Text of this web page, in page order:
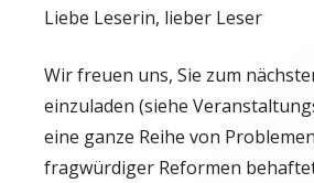
Liebe Leserin, lieber Leser
Wir freuen uns, Sie zum
einzuladen (siehe
eine ganze Reihe von
fragwürdiger Reformen